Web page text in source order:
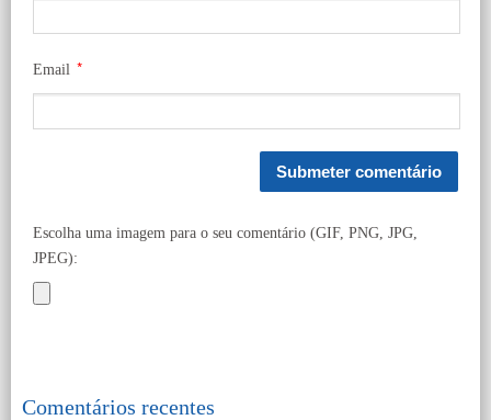
Email *
Escolha uma imagem para o seu comentário (GIF, PNG, JPG,
JPEG):
Comentários recentes